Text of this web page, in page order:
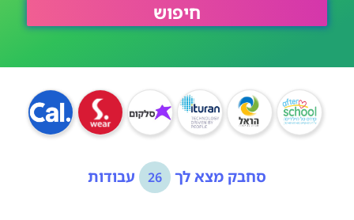
חיפוש
סחבק מצא לך 26 עבודות